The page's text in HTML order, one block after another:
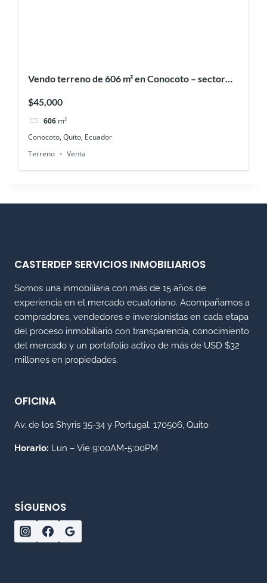
Vendo terreno de 606 m² en Conocoto – sector
$45,000
606 m²
Conocoto, Quito, Ecuador
Terreno
Venta
CASTERDEP SERVICIOS INMOBILIARIOS
Somos una inmobiliaria con más de 15 años de
experiencia en el mercado ecuatoriano. Acompañamos a
compradores, vendedores e inversionistas en cada etapa
del proceso inmobiliario con transparencia, conocimiento
del mercado y un portafolio activo de más de USD $32
millones en propiedades.
OFICINA
Av. de los Shyris 35-34 y Portugal. 170506, Quito
Horario: Lun – Vie 9:00AM-5:00PM
SÍGUENOS